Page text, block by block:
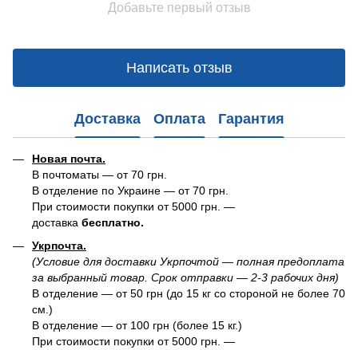
Добавьте первый отзыв
Написать отзыв
Доставка Оплата Гарантия
Новая почта.
В почтоматы — от 70 грн.
В отделение по Украине — от 70 грн.
При стоимости покупки от 5000 грн. —
доставка бесплатно.
Укрпочта.
(Условие для доставки Укрпочтой — полная предоплата
за выбранный товар. Срок отправки — 2-3 рабочих дня)
В отделение — от 50 грн (до 15 кг со стороной не более 70
см.)
В отделение — от 100 грн (более 15 кг.)
При стоимости покупки от 5000 грн. —